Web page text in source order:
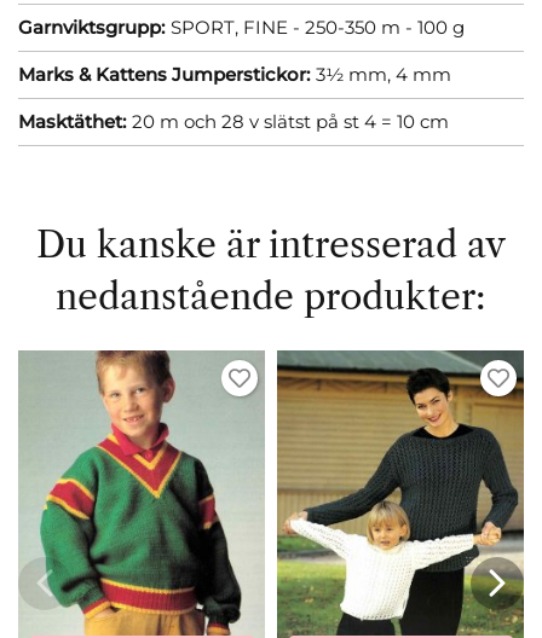
Garnviktsgrupp: SPORT, FINE - 250-350 m - 100 g
Marks & Kattens Jumperstickor: 3½ mm, 4 mm
Masktäthet: 20 m och 28 v slätst på st 4 = 10 cm
Du kanske är intresserad av
nedanstående produkter: